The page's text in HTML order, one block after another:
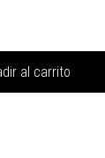
al carrito